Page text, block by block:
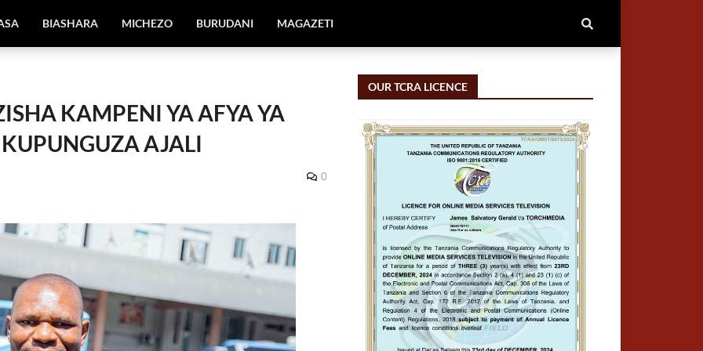
BIASHARA MICHEZO BURUDANI MAGAZETI
KAMPENI YA AFYA YA
AJALI
0
OUR TCRA LICENCE